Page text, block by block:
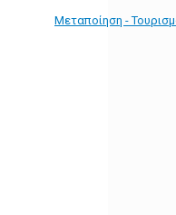
Μεταποίηση -